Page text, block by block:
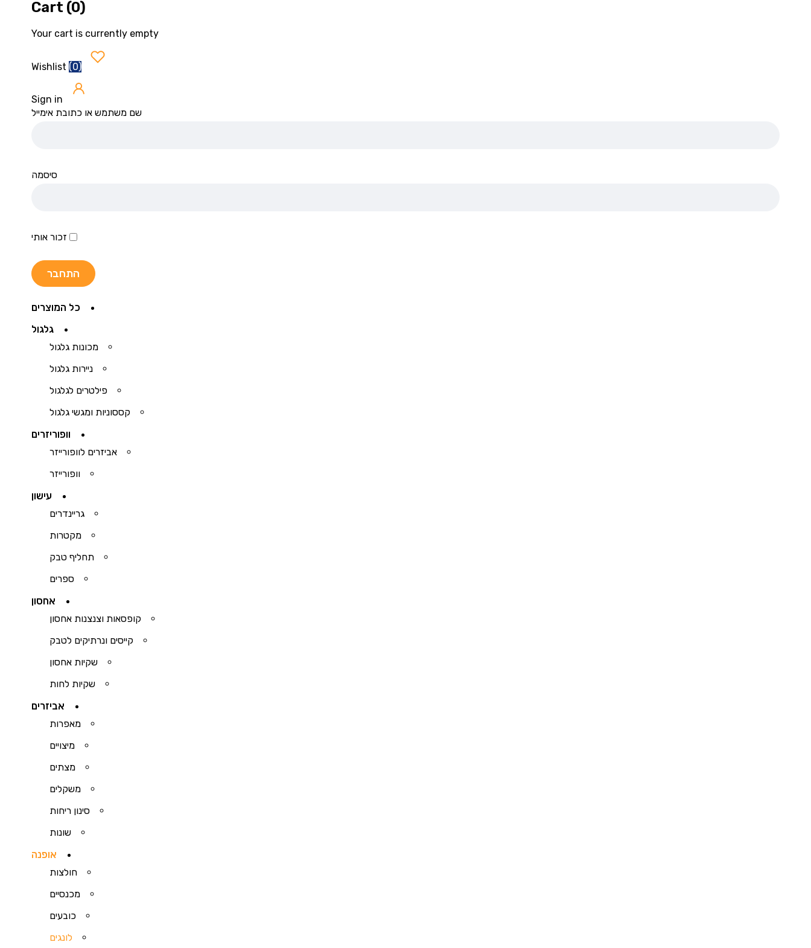
Cart (0)
Your cart is currently empty
(0)
שם משתמש או כתובת אימייל
סיסמה
זכור אותי
כל המוצרים
גלגול
מכונות גלגול
ניירות גלגול
פילטרים לגלגול
קססוניות ומגשי גלגול
וופוריזרים
אביזרים לוופורייזר
וופורייזר
עישון
גריינדרים
מקטרות
תחליף טבק
ספרים
אחסון
קופסאות וצנצנות אחסון
קייסים ונרתיקים לטבק
שקיות אחסון
שקיות לחות
אביזרים
מאפרות
מיצויים
מצתים
משקלים
סינון ריחות
שונות
אופנה
חולצות
מכנסיים
כובעים
לונגים